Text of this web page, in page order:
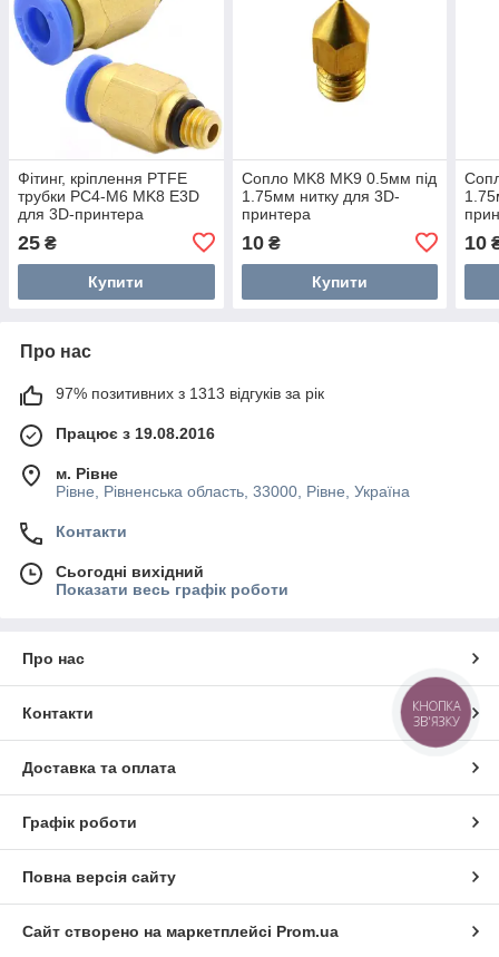
Фітинг, кріплення PTFE
трубки PC4-M6 MK8 E3D
для 3D-принтера
25 ₴
Купити
Сопло MK8 MK9 0.5мм під
1.75мм нитку для 3D-
принтера
10₴
Купити
10
Про нас
97% позитивних з 1313 відгуків за рік
Працює з 19.08.2016
м. Рівне
Рівне, Рівненська область, 33000, Рівне, Україна
Контакти
Сьогодні вихідний
Показати весь графік роботи
Про нас
Контакти
Доставка та оплата
Графік роботи
Повна версія сайту
Сайт створено на маркетплейсі Prom.ua
КНОПКА
ЗВ'ЯЗКУ